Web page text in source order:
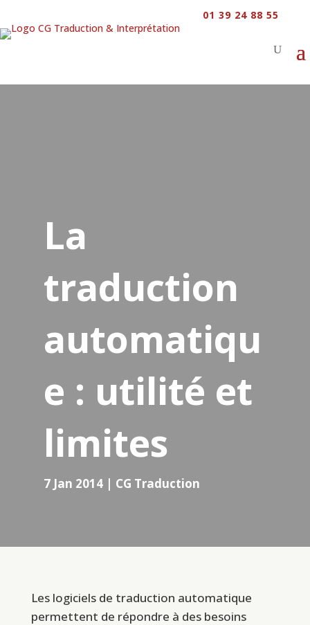
01 39 24 88 55
La
traduction
automatiqu
e : utilité et
limites
7 Jan 2014| CG Traduction
Les logiciels de traduction automatique
permettent de répondre à des besoins